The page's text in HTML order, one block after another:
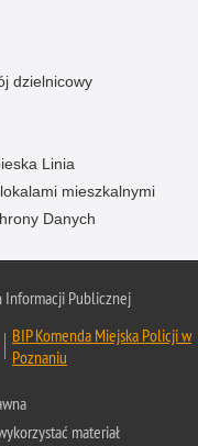
dzielnicowy
Linia
mieszkalnymi
Danych
Informacji Publicznej
BIP Komenda Miejska Policji w
Poznaniu
materiał